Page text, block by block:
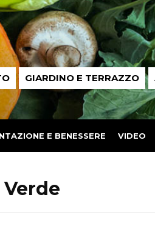
GIARDINO E TERRAZZO
E BENESSERE VIDEO